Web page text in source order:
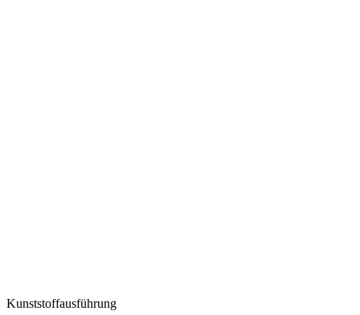
Kunststoffausführung